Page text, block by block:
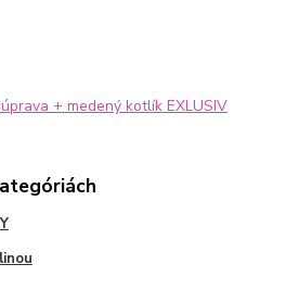
+ medený kotlík EXLUSIV